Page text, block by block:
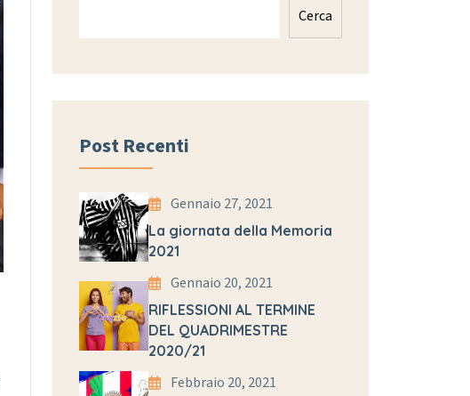
Cerca
Post Recenti
Gennaio 27, 2021
La giornata della Memoria
2021
Gennaio 20, 2021
RIFLESSIONI AL TERMINE
DEL QUADRIMESTRE
2020/21
Febbraio 20, 2021